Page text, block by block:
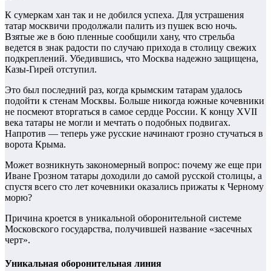
К сумеркам хан так и не добился успеха. Для устрашения
татар москвичи продолжали палить из пушек всю ночь.
Взятые же в бою пленные сообщили хану, что стрельба
ведется в знак радости по случаю прихода в столицу свежих
подкреплений. Убедившись, что Москва надежно защищена,
Казы-Гирей отступил.
Это был последний раз, когда крымским татарам удалось
подойти к стенам Москвы. Больше никогда южные кочевники
не посмеют вторгаться в самое сердце России. К концу XVII
века татары не могли и мечтать о подобных подвигах.
Напротив — теперь уже русские начинают грозно стучаться в
ворота Крыма.
Может возникнуть закономерный вопрос: почему же еще при
Иване Грозном татары доходили до самой русской столицы, а
спустя всего сто лет кочевники оказались прижаты к Черному
морю?
Причина кроется в уникальной оборонительной системе
Московского государства, получившей название «засечных
черт».
Уникальная оборонительная линия